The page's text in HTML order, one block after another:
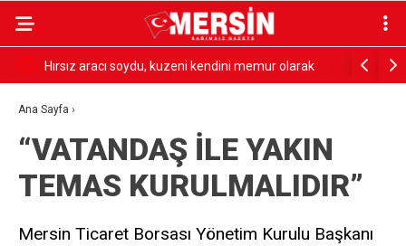
Hırsız aracı soydu, kuzeni kendini memur olarak
tanıtıp sürücüye “Dikkat edin burada hırsız çok” dedi
Ana Sayfa ›
“VATANDAŞ İLE YAKIN
TEMAS KURULMALIDIR”
Mersin Ticaret Borsası Yönetim Kurulu Başkanı